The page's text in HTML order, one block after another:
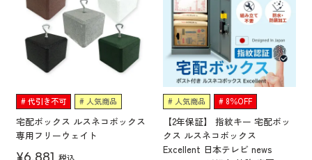
代引き不可 人気商品
宅配ボックス ルスネコボックス
専用フリーウェイト
¥6,881
人気商品 8％OFF
【2年保証】 指紋キー 宅配ボッ
クス ルスネコボックス
Excellent 日本テレビ news